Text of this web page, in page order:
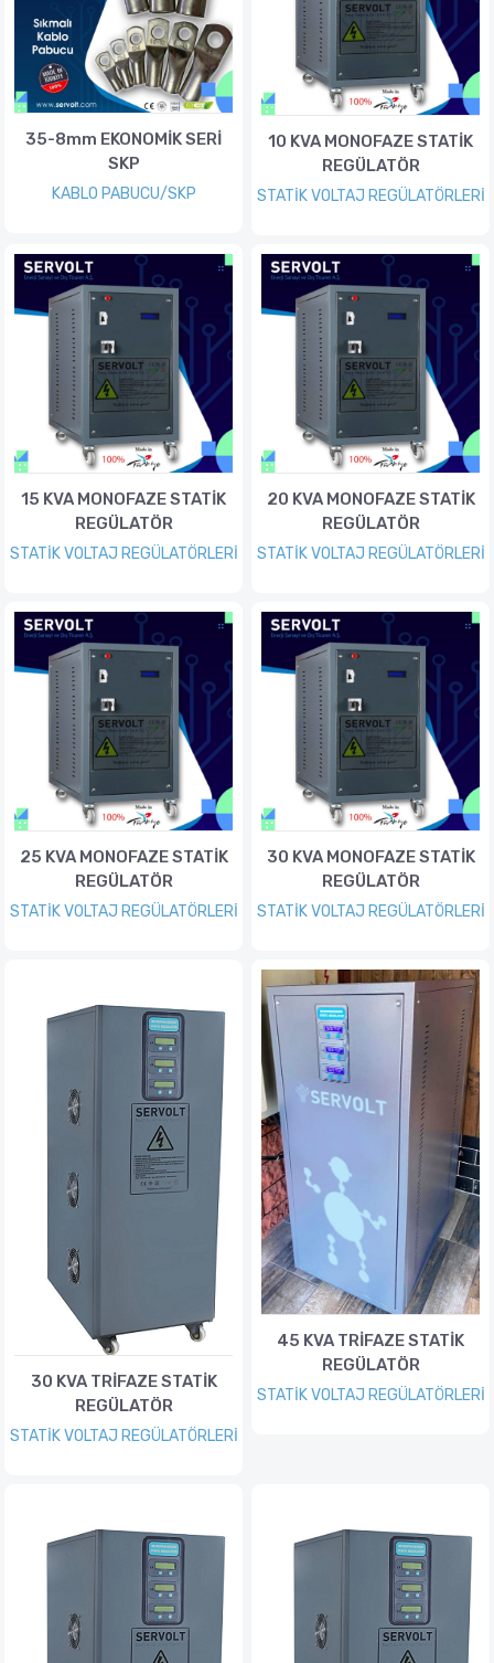
35-8mm EKONOMİK SERİ
SKP
KABLO PABUCU/SKP
10 KVA MONOFAZE STATİK
REGÜLATÖR
STATİK VOLTAJ REGÜLATÖRLERİ
15 KVA MONOFAZE STATİK
REGÜLATÖR
STATİK VOLTAJ REGÜLATÖRLERİ
20 KVA MONOFAZE STATİK
REGÜLATÖR
STATİK VOLTAJ REGÜLATÖRLERİ
25 KVA MONOFAZE STATİK
REGÜLATÖR
STATİK VOLTAJ REGÜLATÖRLERİ
30 KVA MONOFAZE STATİK
REGÜLATÖR
STATİK VOLTAJ REGÜLATÖRLERİ
30 KVA TRİFAZE STATİK
REGÜLATÖR
STATİK VOLTAJ REGÜLATÖRLERİ
45 KVA TRİFAZE STATİK
REGÜLATÖR
STATİK VOLTAJ REGÜLATÖRLERİ